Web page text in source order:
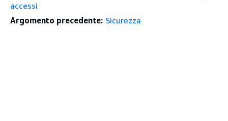
accessi
Argomento precedente: Sicurezza